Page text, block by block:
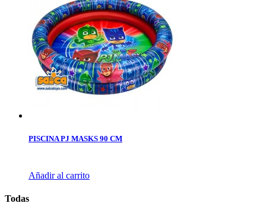
PISCINA PJ MASKS 90 CM
Añadir al carrito
Todas